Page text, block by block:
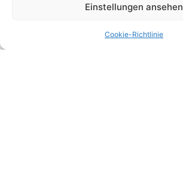
Einstellungen ansehen
Cookie-Richtlinie
Mobiles Arbeiten im Ausland